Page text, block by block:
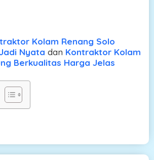
Kolam Renang Solo
Nyata dan Kontraktor Kolam
Berkualitas Harga Jelas